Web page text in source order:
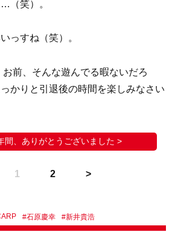
（笑）。
っすね（笑）。
前、そんな遊んでる暇ないだろ
っかりと引退後の時間を楽しみなさい
、ありがとうございました >
1 2
#石原慶幸 #新井貴浩